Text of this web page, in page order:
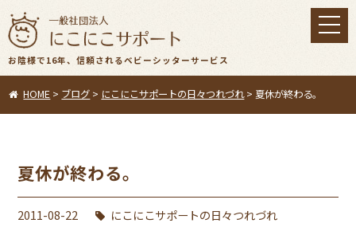
お陰様で16年、信頼されるベビーシッターサービス
toggle
HOME > ブログ > にこにこサポートの日々つれづれ> 夏休が終わる。
夏休が終わる。
2011-08-22 にこにこサポートの日々つれづれ